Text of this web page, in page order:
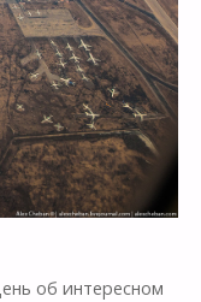
об интересном